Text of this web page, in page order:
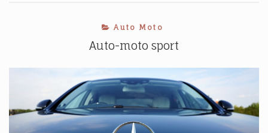
Auto Moto
Auto-moto sport